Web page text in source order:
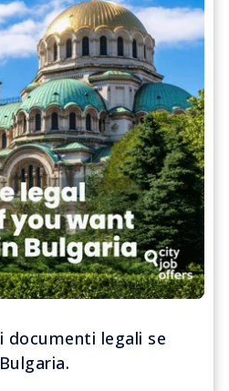
documenti legali se